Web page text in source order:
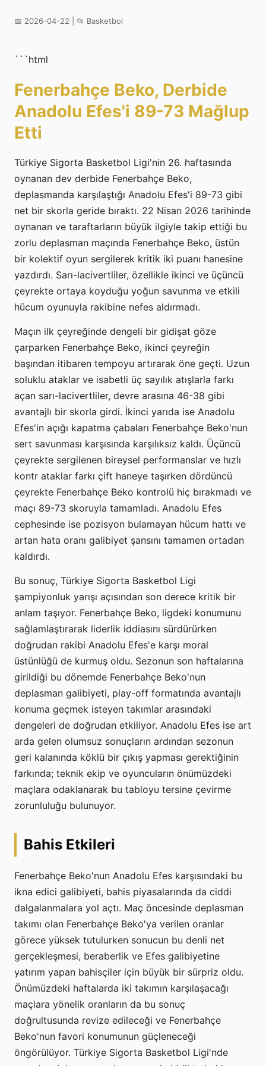
📅 2026-04-22 | 📂 Basketbol
```html
Fenerbahçe Beko, Derbide
Anadolu Efes'i 89-73 Mağlup
Etti
Türkiye Sigorta Basketbol Ligi'nin 26. haftasında
oynanan dev derbide Fenerbahçe Beko,
deplasmanda karşılaştığı Anadolu Efes'i 89-73 gibi
net bir skorla geride bıraktı. 22 Nisan 2026 tarihinde
oynanan ve taraftarların büyük ilgiyle takip ettiği bu
zorlu deplasman maçında Fenerbahçe Beko, üstün
bir kolektif oyun sergilerek kritik iki puanı hanesine
yazdırdı. Sarı-lacivertliler, özellikle ikinci ve üçüncü
çeyrekte ortaya koyduğu yoğun savunma ve etkili
hücum oyunuyla rakibine nefes aldırmadı.
Maçın ilk çeyreğinde dengeli bir gidişat göze
çarparken Fenerbahçe Beko, ikinci çeyreğin
başından itibaren tempoyu artırarak öne geçti. Uzun
soluklu ataklar ve isabetli üç sayılık atışlarla farkı
açan sarı-lacivertliler, devre arasına 46-38 gibi
avantajlı bir skorla girdi. İkinci yarıda ise Anadolu
Efes'in açığı kapatma çabaları Fenerbahçe Beko'nun
sert savunması karşısında karşılıksız kaldı. Üçüncü
çeyrekte sergilenen bireysel performanslar ve hızlı
kontr ataklar farkı çift haneye taşırken dördüncü
çeyrekte Fenerbahçe Beko kontrolü hiç bırakmadı ve
maçı 89-73 skoruyla tamamladı. Anadolu Efes
cephesinde ise pozisyon bulamayan hücum hattı ve
artan hata oranı galibiyet şansını tamamen ortadan
kaldırdı.
Bu sonuç, Türkiye Sigorta Basketbol Ligi
şampiyonluk yarışı açısından son derece kritik bir
anlam taşıyor. Fenerbahçe Beko, ligdeki konumunu
sağlamlaştırarak liderlik iddiasını sürdürürken
doğrudan rakibi Anadolu Efes'e karşı moral
üstünlüğü de kurmuş oldu. Sezonun son haftalarına
girildiği bu dönemde Fenerbahçe Beko'nun
deplasman galibiyeti, play-off formatında avantajlı
konuma geçmek isteyen takımlar arasındaki
dengeleri de doğrudan etkiliyor. Anadolu Efes ise art
arda gelen olumsuz sonuçların ardından sezonun
geri kalanında köklü bir çıkış yapması gerektiğinin
farkında; teknik ekip ve oyuncuların önümüzdeki
maçlara odaklanarak bu tabloyu tersine çevirme
zorunluluğu bulunuyor.
Bahis Etkileri
Fenerbahçe Beko'nun Anadolu Efes karşısındaki bu
ikna edici galibiyeti, bahis piyasalarında da ciddi
dalgalanmalara yol açtı. Maç öncesinde deplasman
takımı olan Fenerbahçe Beko'ya verilen oranlar
görece yüksek tutulurken sonucun bu denli net
gerçekleşmesi, beraberlik ve Efes galibiyetine
yatırım yapan bahisçiler için büyük bir sürpriz oldu.
Önümüzdeki haftalarda iki takımın karşılaşacağı
maçlara yönelik oranların da bu sonuç
doğrultusunda revize edileceği ve Fenerbahçe
Beko'nun favori konumunun güçleneceği
öngörülüyor. Türkiye Sigorta Basketbol Ligi'nde